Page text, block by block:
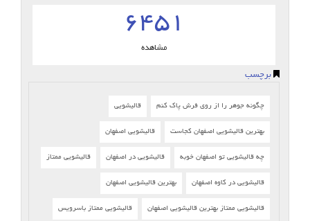
6451
مشاهده
برچسب
چگونه جوهر را از روی فرش پاک کنم قالیشویی
بهترین قالیشویی اصفهان کجاست قالیشویی اصفهان
چه قالیشویی تو اصفهان خوبه قالیشویی در اصفهان قالیشویی ممتاز
قالیشویی در کاوه اصفهان بهترین قالیشویی اصفهان
قالیشویی ممتاز بهترین قالیشویی اصفهان قالیشویی ممتاز باسرویس